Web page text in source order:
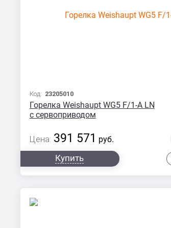
Код: 23205010
Горелка Weishaupt WG5 F/1-A LN
с сервоприводом
Цена: 391 571 руб.
Купить